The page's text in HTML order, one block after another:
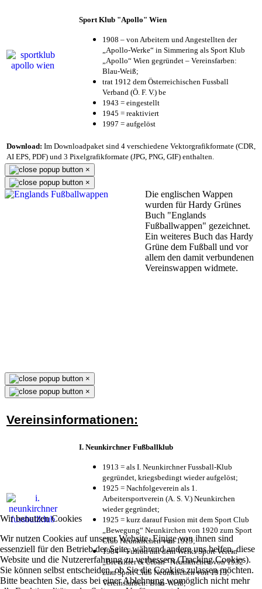
Wir benutzen Cookies
Wir nutzen Cookies auf unserer Website. Einige von ihnen sind
essenziell für den Betrieb der Seite, während andere uns helfen, diese
Website und die Nutzererfahrung zu verbessern (Tracking Cookies).
Sie können selbst entscheiden, ob Sie die Cookies zulassen möchten.
Bitte beachten Sie, dass bei einer Ablehnung womöglich nicht mehr
Sport Klub "Apollo" Wien
1908 – von Arbeitern und Angestellten der
„Apollo-Werke“ in Simmering als Sport Klub
„Apollo“ Wien gegründet – Vereinsfarben:
Blau-Weiß;
trat 1912 dem Österreichischen Fussball
Verband (Ö. F. V.) be
1943 = eingestellt
1945 = reaktiviert
1997 = aufgelöst
Download: Im Downloadpaket sind 4 verschiedene Vektorgrafikformate (CDR,
AI EPS, PDF) und 3 Pixelgrafikformate (JPG, PNG, GIF) enthalten.
×
×
Die englischen Wappen
wurden für Hardy Grünes
Buch "Englands
Fußballwappen" gezeichnet.
Ein weiteres Buch das Hardy
Grüne dem Fußball und vor
allem den damit verbundenen
Vereinswappen widmete.
×
×
Vereinsinformationen:
I. Neunkirchner Fußballklub
1913 = als I. Neunkirchner Fussball-Klub
gegründet, kriegsbedingt wieder aufgelöst;
1925 = Nachfolgeverein als 1.
Arbeitersportverein (A. S. V.) Neunkirchen
wieder gegründet;
1925 = kurz darauf Fusion mit dem Sport Club
„Bewegung“ Neunkirchen von 1920 zum Sport
Club Neunkirchen von 1913;
1984 = Fusion mit dem Werks Sport Verein
„Brevillier & Urban“ Neunkirchen von 1932
zum Sport Club Neunkirchen von 1913;
Vereinsfarben: Blau-Weiß;